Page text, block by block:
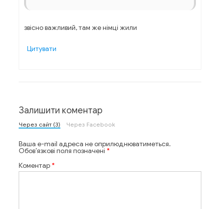
звісно важливий, там же німці жили
Цитувати
Залишити коментар
Через сайт (3) Через Facebook
Ваша e-mail адреса не оприлюднюватиметься.
Обов’язкові поля позначені *
Коментар *